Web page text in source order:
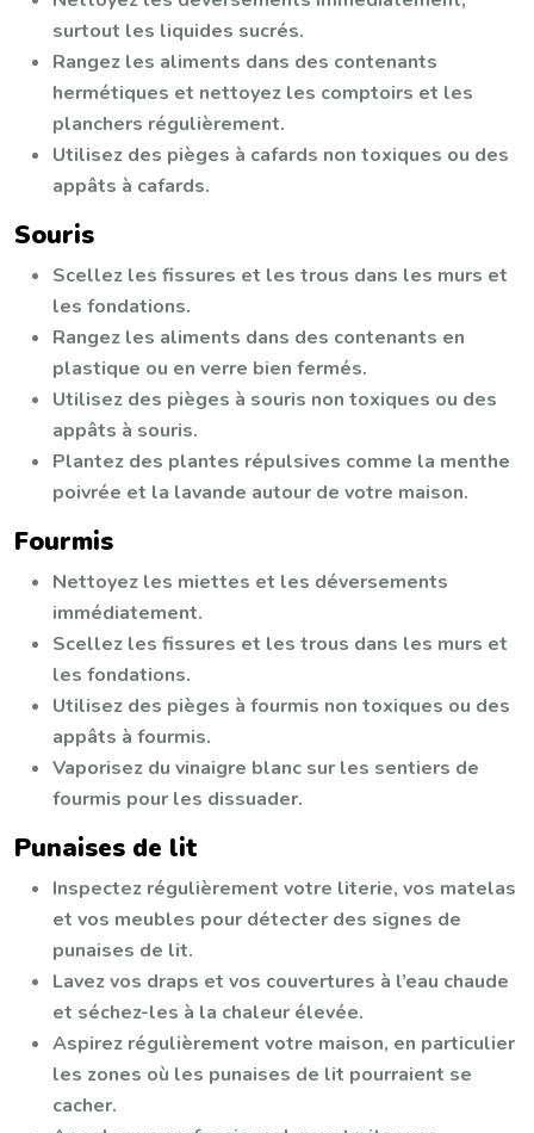
surtout les liquides sucrés.
Rangez les aliments dans des contenants
hermétiques et nettoyez les comptoirs et les
planchers régulièrement.
Utilisez des pièges à cafards non toxiques ou des
appâts à cafards.
Souris
Scellez les fissures et les trous dans les murs et
les fondations.
Rangez les aliments dans des contenants en
plastique ou en verre bien fermés.
Utilisez des pièges à souris non toxiques ou des
appâts à souris.
Plantez des plantes répulsives comme la menthe
poivrée et la lavande autour de votre maison.
Fourmis
Nettoyez les miettes et les déversements
immédiatement.
Scellez les fissures et les trous dans les murs et
les fondations.
Utilisez des pièges à fourmis non toxiques ou des
appâts à fourmis.
Vaporisez du vinaigre blanc sur les sentiers de
fourmis pour les dissuader.
Punaises de lit
Inspectez régulièrement votre literie, vos matelas
et vos meubles pour détecter des signes de
punaises de lit.
Lavez vos draps et vos couvertures à l’eau chaude
et séchez-les à la chaleur élevée.
Aspirez régulièrement votre maison, en particulier
les zones où les punaises de lit pourraient se
cacher.